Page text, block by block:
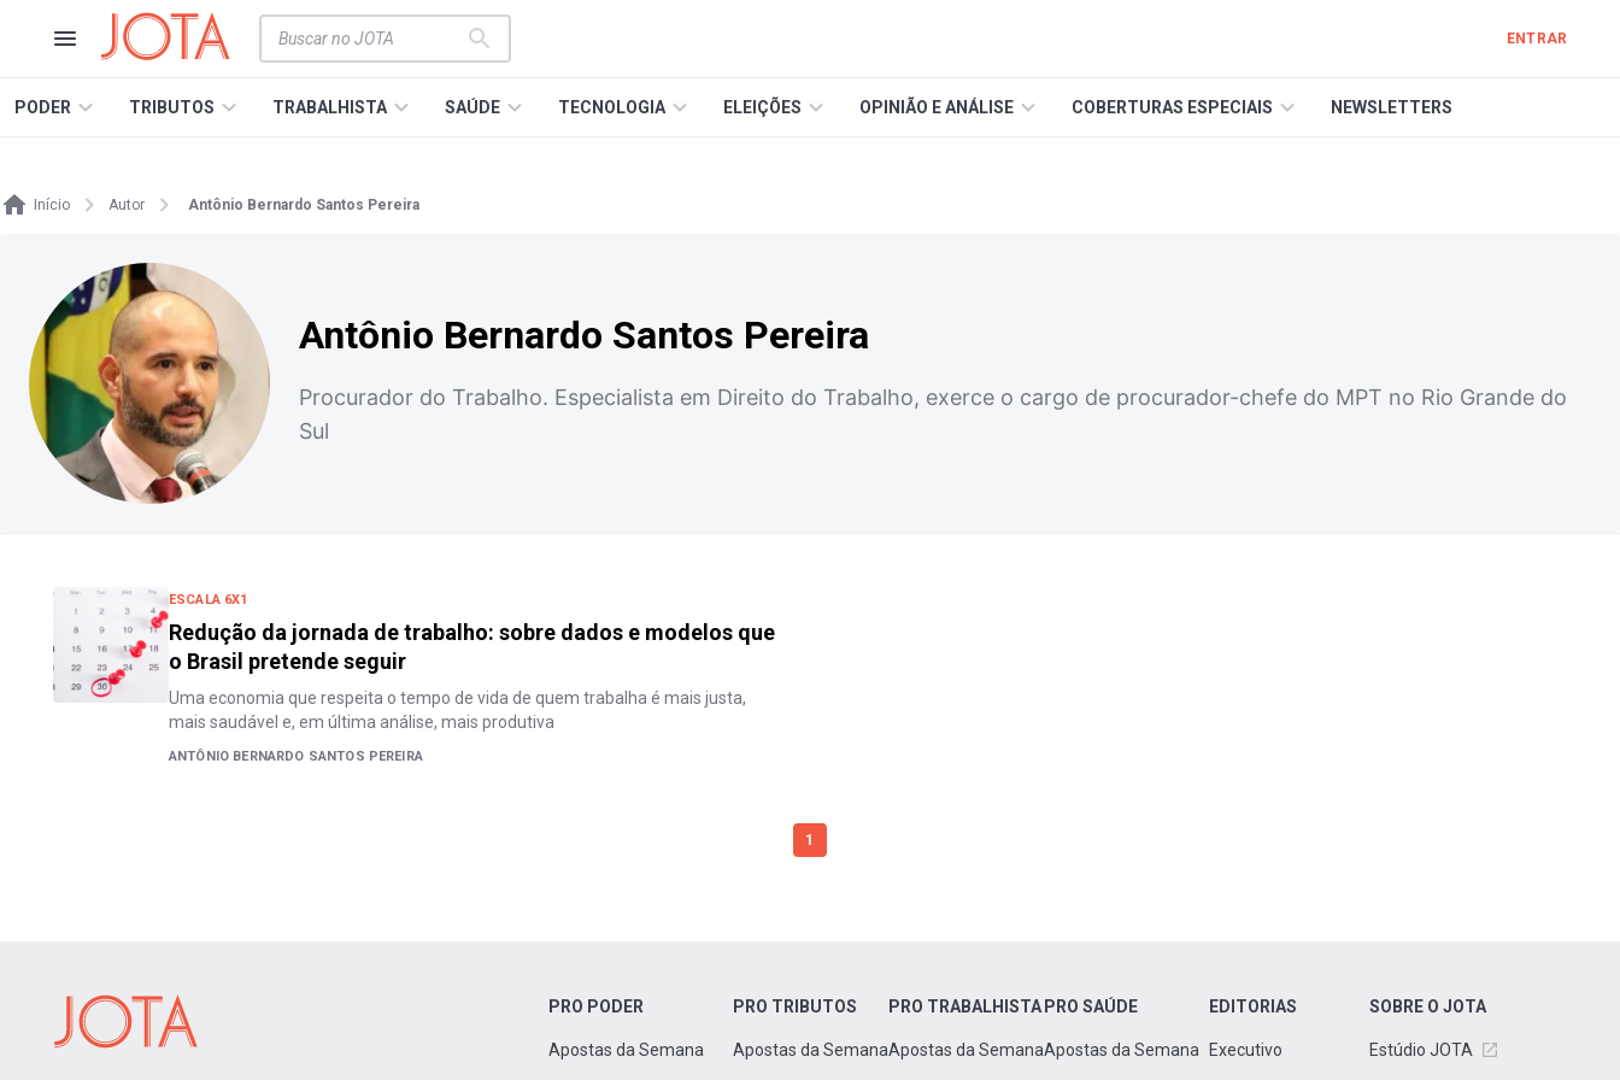
ENTRAR
PODER TRIBUTOS TRABALHISTA SAÚDE TECNOLOGIA ELEIÇÕES OPINIÃO E ANÁLISE COBERTURAS ESPECIAIS NEWSLETTERS
Início Autor Antônio Bernardo Santos Pereira
Antônio Bernardo Santos Pereira
Procurador do Trabalho. Especialista em Direito do Trabalho, exerce o cargo de procurador-chefe do MPT no Rio Grande do
Sul
ESCALA 6X1
Redução da jornada de trabalho: sobre dados e modelos que
o Brasil pretende seguir
Uma economia que respeita o tempo de vida de quem trabalha é mais justa,
mais saudável e, em última análise, mais produtiva
ANTÔNIO BERNARDO SANTOS PEREIRA
1
PRO PODER
Apostas da Semana
PRO TRIBUTOS
Apostas da Semana
PRO TRABALHISTA
Apostas da Semana
PRO SAÚDE
Apostas da Semana
EDITORIAS
Executivo
SOBRE O JOTA
Estúdio JOTA